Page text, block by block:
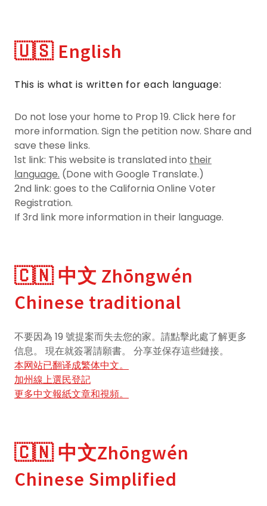
🇺🇸 English
This is what is written for each language:
Do not lose your home to Prop 19. Click here for
more information. Sign the petition now. Share and
save these links.
1st link: This website is translated into their
language. (Done with Google Translate.)
2nd link: goes to the California Online Voter
Registration.
If 3rd link more information in their language.
🇨🇳 中文 Zhōngwén
Chinese traditional
不要因為 19 號提案而失去您的家。請點擊此處了解更多
信息。 現在就簽署請願書。 分享並保存這些鏈接。
本网站已翻译成繁体中文。
加州線上選民登記
更多中文報紙文章和視頻。
🇨🇳 中文Zhōngwén
Chinese Simplified